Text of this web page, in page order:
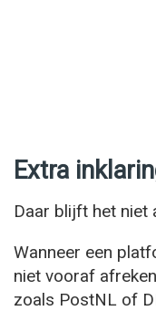
Extra
Daar blijft het niet
Wanneer een
niet vooraf
zoals PostNL of